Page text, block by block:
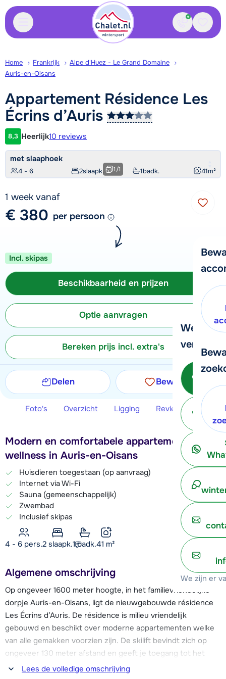
Contact
We
verder!
Bel
We zijn er
Home Frankrijk
Alpe d'Huez - Le Grand Domaine
Auris-en-Oisans
Appartement Résidence Les
Écrins d’Auris
Klantwaardering
8,3 Heerlijk10 reviews
met slaaphoek
4 - 6 2slaapk. 1badk. 41m²
1/1
1 week vanaf
€ 380 per persoon
Incl. skipas
Beschikbaarheid en prijzen
Optie aanvragen
Bereken prijs incl. extra's
Delen Bewaren
Foto's Overzicht Ligging Reviews
Modern en comfortabele appartementen met
wellness in Auris-en-Oisans
Huisdieren toegestaan (op aanvraag)
Internet via Wi-Fi
Sauna (gemeenschappelijk)
Zwembad
Inclusief skipas
4 - 6 pers.2 slaapk.1 badk.41 m²
Algemene omschrijving
Op ongeveer 1600 meter hoogte, in het familievriendelijke
dorpje Auris-en-Oisans, ligt de nieuwgebouwde résidence
Les Écrins d’Auris. De résidence is milieu vriendelijk
gebouwd en beschikt over moderne appartementen welke
van alle gemakken voorzien zijn. De skilift bevindt zich op
ongeveer 130 meter afstand en geeft je toegang tot het
spectaculaire skigebied van Alpe d'Huez met maar liefst 250
Lees de volledige omschrijving